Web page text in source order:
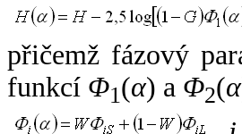
přičemž fázový
funkcí Φ1(α) a Φ2(α